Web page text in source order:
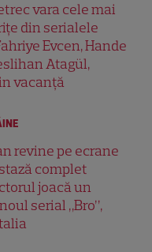
vara cele mai
din serialele
Evcen, Hande
Atagül,
vacanță
revine pe ecrane
complet
joacă un
serial „Bro”,